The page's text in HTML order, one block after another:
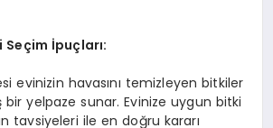
Seçim İpuçları:
evinizin havasını temizleyen bitkiler
yelpaze sunar. Evinize uygun bitki
tavsiyeleri ile en doğru kararı